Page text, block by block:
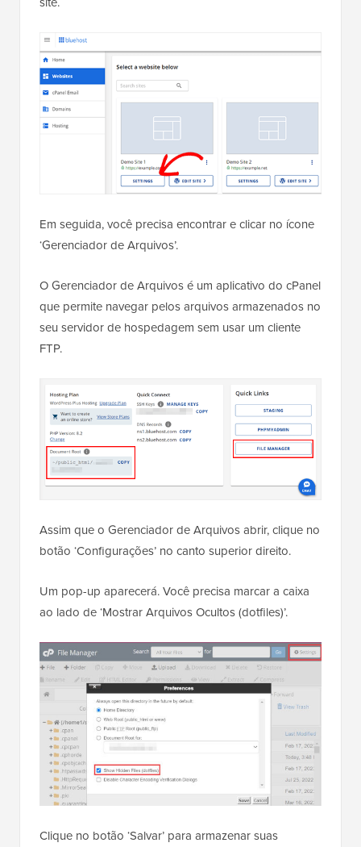
Em seguida, você precisa encontrar e clicar no ícone
‘Gerenciador de Arquivos’.
O Gerenciador de Arquivos é um aplicativo do cPanel
que permite navegar pelos arquivos armazenados no
seu servidor de hospedagem sem usar um cliente
FTP.
Assim que o Gerenciador de Arquivos abrir, clique no
botão ‘Configurações’ no canto superior direito.
Um pop-up aparecerá. Você precisa marcar a caixa
ao lado de ‘Mostrar Arquivos Ocultos (dotfiles)’.
Clique no botão ‘Salvar’ para armazenar suas